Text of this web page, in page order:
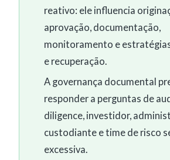
reativo: ele influencia
aprovação, documentação,
monitoramento e
e recuperação.
A governança documental
responder a perguntas de
diligence, investidor,
custodiante e time de risco
excessiva.